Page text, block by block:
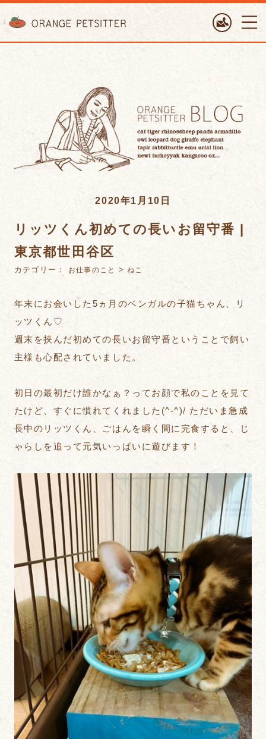
2020年1月10日
リッツくん初めての長いお留守番 |
東京都世田谷区
カテゴリー： お仕事のこと >ねこ
年末にお会いした5ヵ月のベンガルの子猫ちゃん、リ
ッツくん♡
週末を挟んだ初めての長いお留守番ということで飼い
主様も心配されていました。
初日の最初だけ誰かなぁ？ってお顔で私のことを見て
たけど、すぐに慣れてくれました(^-^)/ ただいま急成
長中のリッツくん、ごはんを瞬く間に完食すると、じ
ゃらしを追って元気いっぱいに遊びます！